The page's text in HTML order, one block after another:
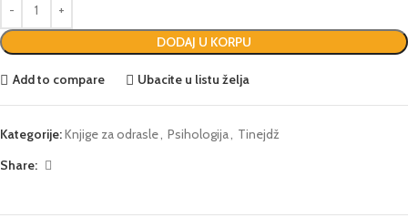
DODAJ U KORPU
Add to compare Ubacite u listu želja
Kategorije:Knjige za odrasle Psihologija
Tinejdž
Share: